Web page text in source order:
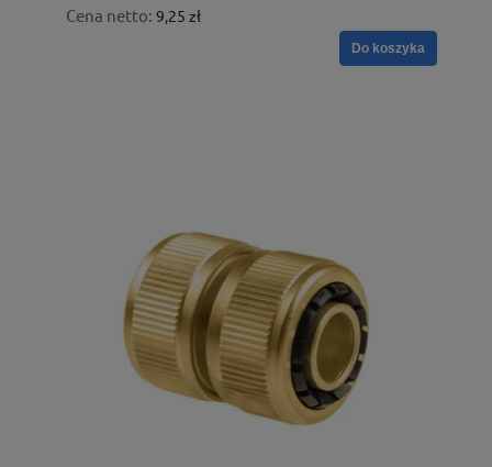
Cena netto: 9,25 zł
Do koszyka